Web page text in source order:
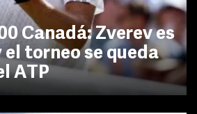
Canadá: Zverev es
torneo se queda
ATP